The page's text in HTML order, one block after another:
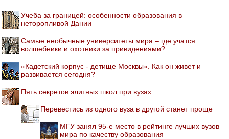
Учеба за границей: особенности образования в
неторопливой Дании
Самые необычные университеты мира – где учатся
волшебники и охотники за привидениями?
«Кадетский корпус - детище Москвы». Как он живет и
развивается сегодня?
Пять секретов элитных школ при вузах
Перевестись из одного вуза в другой станет проще
МГУ занял 95-е место в рейтинге лучших вузов
мира по качеству образования